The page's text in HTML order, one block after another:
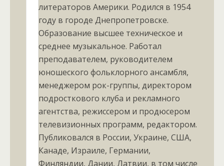
литераторов Америки. Родился в 1954
году в городе Днепропетровске.
Образование высшее техническое и
среднее музыкальное. Работал
преподавателем, руководителем
юношеского фольклорного ансамбля,
менеджером рок-группы, директором
подросткового клуба и рекламного
агентства, режиссером и продюсером
телевизионных программ, редактором.
Публиковался в России, Украине, США,
Канаде, Израиле, Германии,
Финляндии, Дании, Латвии, в том числе